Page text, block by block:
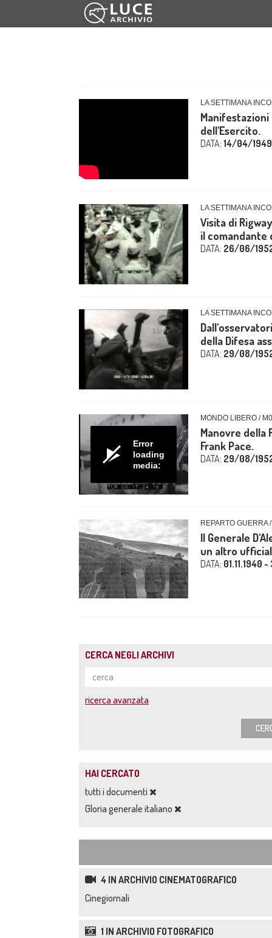
LA SETTIMANA
dell'Esercito.
DATA: 14/04/1949
LA SETTIMANA
Visita di
il comandante
DATA: 26/06/
LA SETTIMANA
della Difesa
DATA: 29/08/
Error
loading
media:
MONDO LIBERO /
Manovre della
Frank Pace.
DATA: 29/08/
REPARTO GUERRA
Il Generale
un altro
DATA: 01.11.1940 -
CERCA NEGLI ARCHIVI
ricerca avanzata
HAI CERCATO
tutti i documenti
Gloria generale italiano
4 IN ARCHIVIO CINEMATOGRAFICO
Cinegiornali
1 IN ARCHIVIO FOTOGRAFICO